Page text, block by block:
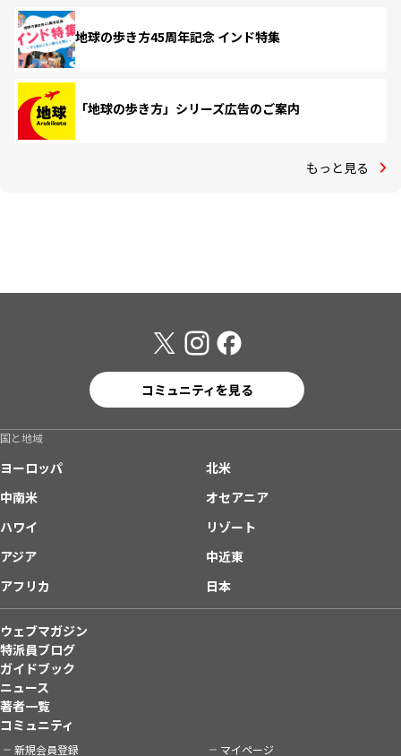
地球の歩き方45周年記念 インド特集
「地球の歩き方」シリーズ広告のご案内
もっと見る
コミュニティを見る
国と地域
ヨーロッパ
北米
中南米
オセアニア
ハワイ
リゾート
アジア
中近東
アフリカ
日本
ウェブマガジン
特派員ブログ
ガイドブック
ニュース
著者一覧
コミュニティ
新規会員登録 マイページ